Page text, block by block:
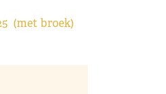
(met broek)